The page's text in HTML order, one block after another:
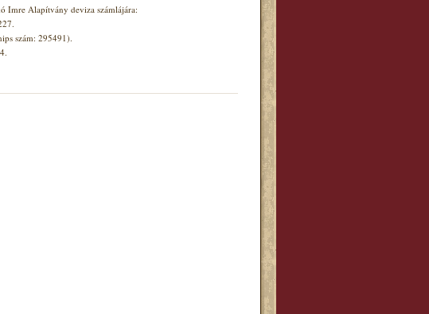
Imre Alapítvány deviza számlájára:
szám: 295491).